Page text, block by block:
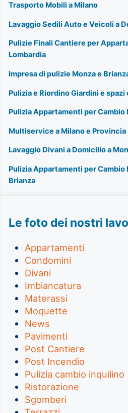
Trasporto Mobili a Milano
Lavaggio Sedili Auto e Veicoli a
Pulizie Finali Cantiere per
Lombardia
Impresa di pulizie Monza e
Pulizia e Riordino Giardini e
Pulizia Appartamenti per Cambio
Multiservice a Milano e Provincia
Lavaggio Divani a Domicilio a
Pulizia Appartamenti per Cambio
Brianza
Le foto dei nostri
Appartamenti
Condomini
Divani
Imbiancatura
Materassi
Moquette
News
Pavimenti
Post Cantiere
Post Incendio
Pulizia cambio inquilino
Ristorazione
Sgomberi